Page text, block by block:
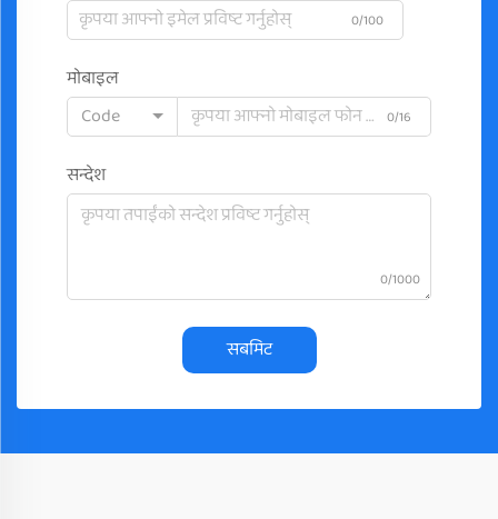
0/100
मोबाइल
Code
0/16
सन्देश
0/1000
सबमिट